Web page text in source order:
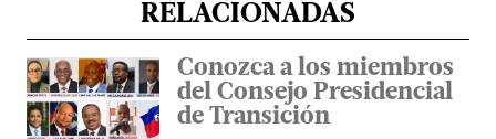
RELACIONADAS
Conozca a los miembros
del Consejo Presidencial
de Transición